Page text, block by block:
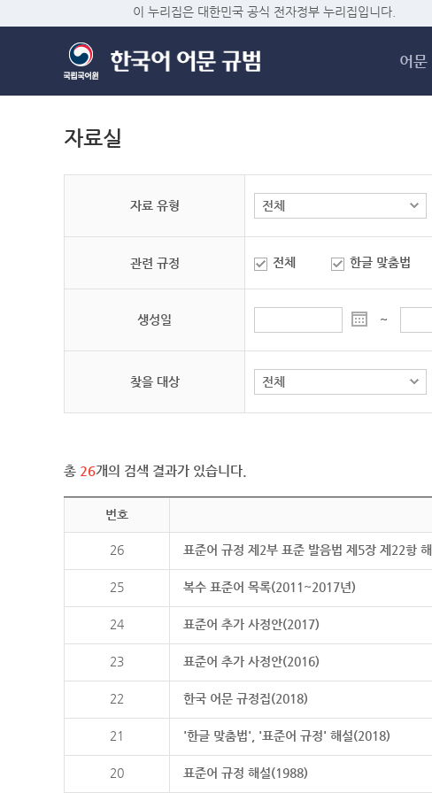
이 누리집은 대한민국 공식 전자정부 누리집입니다.
어문
자료실
자료 유형
관련 규정 전체 한글 맞춤법
생성일 ~
찾을 대상
총 26개의 검색 결과가 있습니다.
번호
26 표준어 규정 제2부 표준 발음법 제5장 제22항
25 복수 표준어 목록(2011~2017년)
24 표준어 추가 사정안(2017)
23 표준어 추가 사정안(2016)
22 한국 어문 규정집(2018)
21 '한글 맞춤법', '표준어 규정' 해설(2018)
20 표준어 규정 해설(1988)